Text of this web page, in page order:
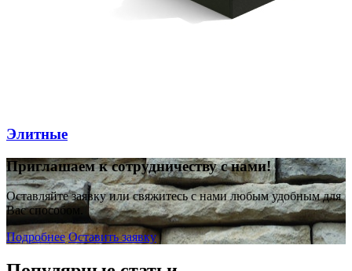
Элитные
Приглашаем к сотрудничеству с нами!
Оставляйте заявку или свяжитесь с нами любым удобным для
Вас способом.
Подробнее Оставить заявку